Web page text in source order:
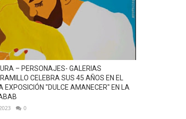
– PERSONAJES- GALERIAS
CELEBRA SUS 45 AÑOS EN EL
EXPOSICIÓN "DULCE AMANECER" EN LA
0